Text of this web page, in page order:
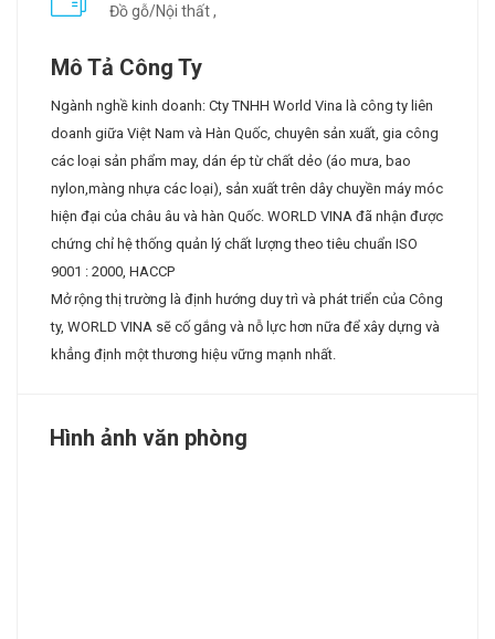
Đồ gỗ/Nội thất ,
Mô Tả Công Ty
Ngành nghề kinh doanh: Cty TNHH World Vina là công ty liên
doanh giữa Việt Nam và Hàn Quốc, chuyên sản xuất, gia công
các loại sản phẩm may, dán ép từ chất dẻo (áo mưa, bao
nylon,màng nhựa các loại), sản xuất trên dây chuyền máy móc
hiện đại của châu âu và hàn Quốc. WORLD VINA đã nhận được
chứng chỉ hệ thống quản lý chất lượng theo tiêu chuẩn ISO
9001 : 2000, HACCP
Mở rộng thị trường là định hướng duy trì và phát triển của Công
ty, WORLD VINA sẽ cố gắng và nỗ lực hơn nữa để xây dựng và
khẳng định một thương hiệu vững mạnh nhất.
Hình ảnh văn phòng